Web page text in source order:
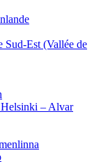
Est (Vallée de
– Alvar